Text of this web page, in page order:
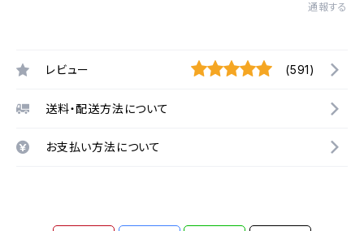
通報する
レビュー (591)
送料・配送方法について
お支払い方法について